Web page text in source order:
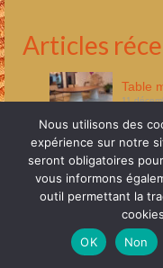
Articles
Table
11
Plan de
© 2026 Tout'Han'Bois Tous droits
Nous utilisons des
expérience sur notre
seront obligatoires
vous informons
outil permettant la
OK
Non